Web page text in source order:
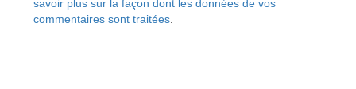
savoir plus sur la façon dont les données de vos
commentaires sont traitées